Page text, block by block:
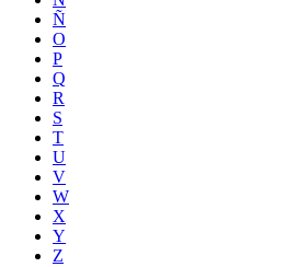
Ñ
O
P
Q
R
S
T
U
V
W
X
Y
Z